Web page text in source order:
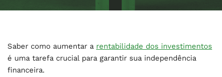
Saber como aumentar a rentabilidade dos investimentos
é uma tarefa crucial para garantir sua independência
financeira.